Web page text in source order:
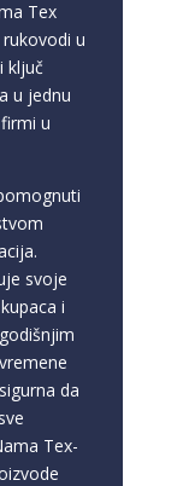
Tex
u
ključ
u jednu
u
svoje
i
da
Tex-